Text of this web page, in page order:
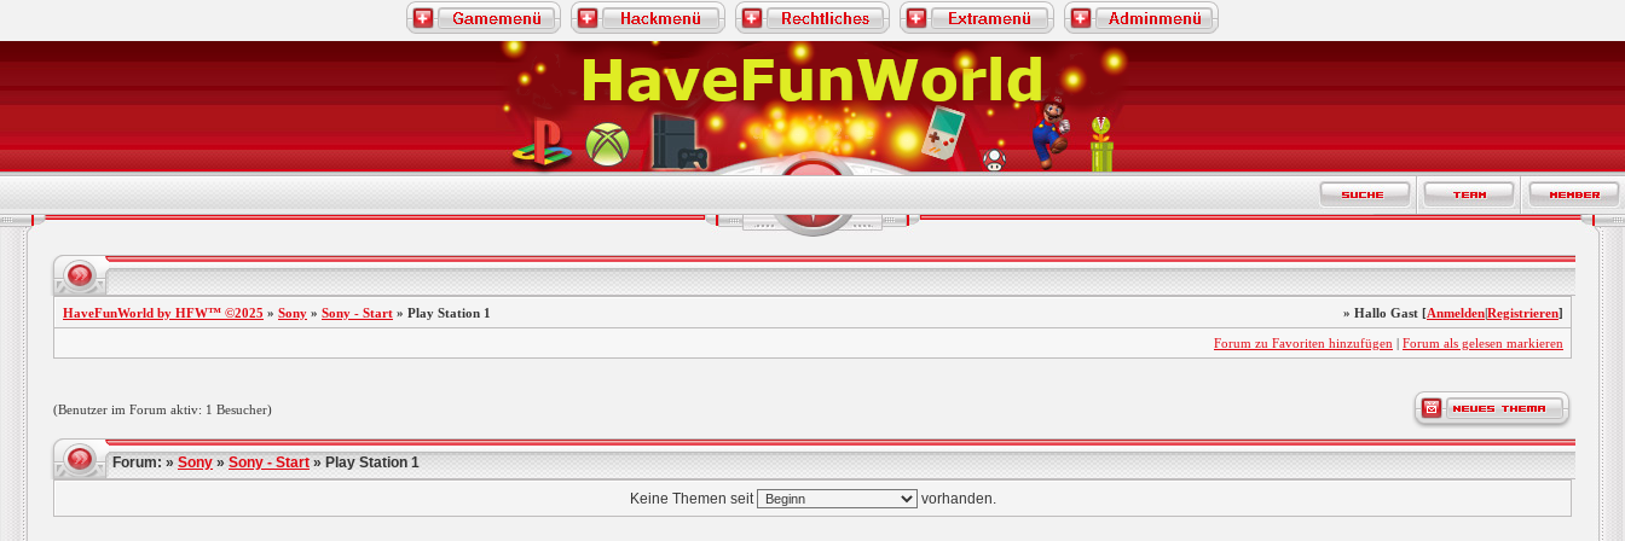
HaveFunWorld by HFW™ ©2025 » Sony » Sony - Start » Play Station 1 » Hallo Gast [Anmelden|Registrieren]
Forum zu Favoriten hinzufügen | Forum als gelesen markieren
(Benutzer im Forum aktiv: 1 Besucher)
Forum: » Sony » Sony - Start » Play Station 1
Keine Themen seit vorhanden.